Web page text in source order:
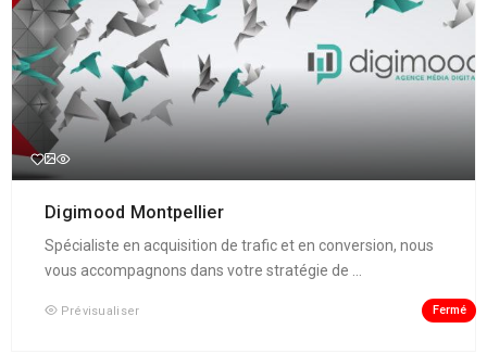
Digimood Montpellier
Spécialiste en acquisition de trafic et en conversion, nous
vous accompagnons dans votre stratégie de ...
Prévisualiser Fermé